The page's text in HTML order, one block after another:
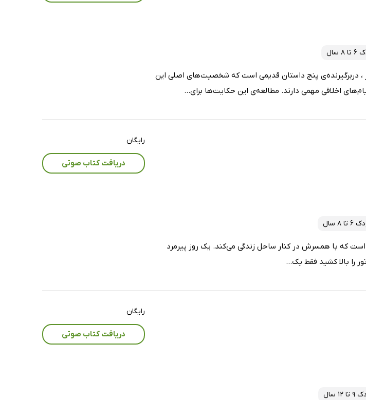
سال
دربرگیرنده‌ی پنج داستان قدیمی است که شخصیت‌های اصلی این
اخلاقی مهمی دارند. مطالعه‌ی این حکایت‌ها برای...
8 سال
که با همسرش در کنار ساحل زندگی می‌کند. یک روز پیرمرد
را بالا کشید فقط یک...
رایگان
دریافت کتاب صوتی
12 سال
رایگان
دریافت کتاب صوتی